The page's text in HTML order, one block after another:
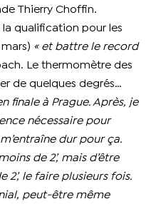
Thierry Choffin.
la qualification pour les
« et battre le record
Le thermomètre des
de quelques degrés…
finale à Prague. Après, je
nécessaire pour
dur pour ça.
de 2’, mais d’être
2’, le faire plusieurs fois.
peut-être même